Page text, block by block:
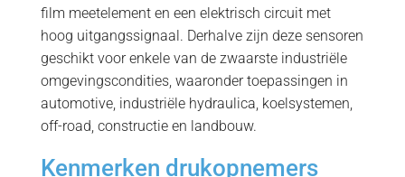
film meetelement en een elektrisch circuit met
hoog uitgangssignaal. Derhalve zijn deze sensoren
geschikt voor enkele van de zwaarste industriële
omgevingscondities, waaronder toepassingen in
automotive, industriële hydraulica, koelsystemen,
off-road, constructie en landbouw.
Kenmerken drukopnemers